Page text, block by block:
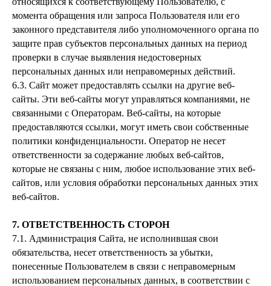
момента обращения или запроса Пользователя или его
законного представителя либо уполномоченного органа по
защите прав субъектов персональных данных на период
проверки в случае выявления недостоверных
персональных данных или неправомерных действий.
6.3. Сайт может предоставлять ссылки на другие веб-
сайты. Эти веб-сайты могут управляться компаниями, не
связанными с Операторам. Веб-сайты, на которые
предоставляются ссылки, могут иметь свои собственные
политики конфиденциальности. Оператор не несет
ответственности за содержание любых веб-сайтов,
которые не связаны с ним, любое использование этих веб-
сайтов, или условия обработки персональных данных этих
веб-сайтов.
7. ОТВЕТСТВЕННОСТЬ СТОРОН
7.1. Администрация Сайта, не исполнившая свои
обязательства, несет ответственность за убытки,
понесенные Пользователем в связи с неправомерным
использованием персональных данных, в соответствии с